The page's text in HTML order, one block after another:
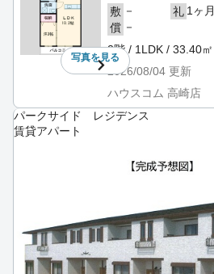
写真を見る
敷 － 礼 1ヶ月
償 －
2階 / 1LDK / 33.40㎡
2026/08/04 更新
ハウスコム 高崎店
パークサイド レジデンス
賃貸アパート